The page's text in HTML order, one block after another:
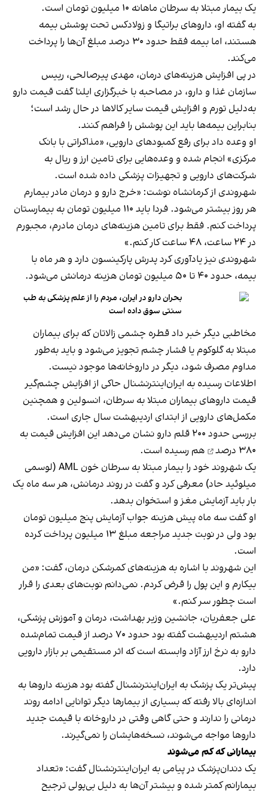
یک بیمار مبتلا به سرطان ماهانه ۱۰ میلیون تومان است.
به گفته او، داروهای براتیگا و زولادکس تحت پوشش بیمه
هستند، اما بیمه فقط حدود ۳۰ درصد مبلغ آن‌ها را پرداخت
می‌کند.
در پی افزایش هزینه‌های درمان، مهدی پیرصالحی، رییس
سازمان غذا و دارو، در مصاحبه با خبرگزاری ایلنا گفت قیمت دارو
به‌دلیل تورم و افزایش قیمت سایر کالاها در حال رشد است؛
بنابراین بیمه‌ها باید این پوشش را فراهم کنند.
او وعده داد برای رفع کمبودهای دارویی، «مذاکراتی با بانک
مرکزی» انجام شده و وعده‌هایی برای تامین ارز و ریال به
شرکت‌های دارویی و تجهیزات پزشکی داده شده است.
شهروندی از کرمانشاه نوشت: «خرج دارو و درمان مادر بیمارم
هر روز بیشتر می‌شود. فردا باید ۱۱۰ میلیون تومان به بیمارستان
پرداخت کنم. فقط برای تامین هزینه‌های درمان مادرم، مجبورم
در ۲۴ ساعت، ۴۸ ساعت کار کنم.»
شهروندی نیز یادآوری کرد پدرش پارکینسون دارد و هر ماه با
بیمه، حدود ۴۰ تا ۵۰ میلیون تومان هزینه درمانش می‌شود.
بحران دارو در ایران، مردم را از علم پزشکی به طب
سنتی سوق داده است
مخاطبی دیگر خبر داد قطره چشمی زالاتان که برای بیماران
مبتلا به گلوکوم یا فشار چشم تجویز می‌شود و باید به‌طور
مداوم مصرف شود، دیگر در داروخانه‌ها موجود نیست.
اطلاعات رسیده به ایران‌اینترنشنال حاکی از افزایش چشم‌گیر
قیمت داروهای بیماران مبتلا به سرطان، انسولین و همچنین
مکمل‌های دارویی از ابتدای اردیبهشت سال جاری است.
بررسی حدود ۲۰۰ قلم دارو نشان می‌دهد این
افزایش قیمت به
۳۸۰ درصد
هم رسیده است.
یک شهروند خود را بیمار مبتلا به سرطان خون AML (لوسمی
میلوئید حاد) معرفی کرد و گفت در روند درمانش، هر سه ماه یک
بار باید آزمایش مغز و استخوان بدهد.
او گفت سه ماه پیش هزینه جواب آزمایش پنج میلیون تومان
بود ولی در نوبت جدید مراجعه مبلغ ۱۳ میلیون پرداخت کرده
است.
این شهروند با اشاره به هزینه‌های کمرشکن درمان، گفت: «من
بیکارم و این پول را قرض کردم. نمی‌دانم نوبت‌های بعدی را قرار
است چطور سر کنم.»
علی جعفریان، جانشین وزیر بهداشت، درمان و آموزش پزشکی،
هشتم اردیبهشت گفته بود حدود ۷۰ درصد از قیمت تمام‌شده
دارو به نرخ ارز آزاد وابسته است که اثر مستقیمی بر بازار دارویی
دارد.
پیش‌تر یک پزشک به ایران‌اینترنشنال گفته بود هزینه داروها به
اندازه‌ای بالا رفته که بسیاری از بیمارها دیگر توانایی ادامه روند
درمانی را ندارند و حتی گاهی وقتی در داروخانه با قیمت جدید
داروها مواجه می‌شوند، نسخه‌هایشان را نمی‌گیرند.
بیمارانی که کم می‌شوند
یک دندان‌پزشک در پیامی به ایران‌اینترنشنال گفت: «تعداد
بیمارانم کمتر شده و بیشتر آن‌ها به دلیل بی‌پولی ترجیح